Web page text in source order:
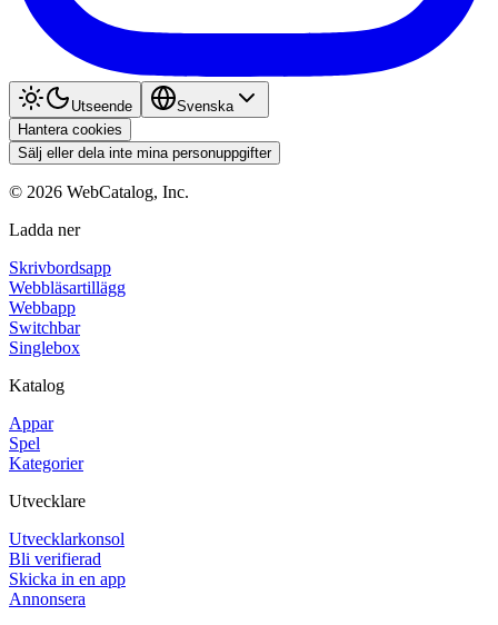
Utseende
Svenska
Hantera cookies
Sälj eller dela inte mina personuppgifter
© 2026 WebCatalog, Inc.
Ladda ner
Skrivbordsapp
Webbläsartillägg
Webbapp
Switchbar
Singlebox
Katalog
Appar
Spel
Kategorier
Utvecklare
Utvecklarkonsol
Bli verifierad
Skicka in en app
Annonsera